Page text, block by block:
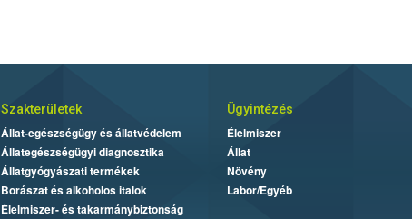
Szakterületek
Állat-egészségügy és állatvédelem
Állategészségügyi diagnosztika
Állatgyógyászati termékek
Borászat és alkoholos italok
Élelmiszer- és takarmánybiztonság
Ügyintézés
Élelmiszer
Állat
Növény
Labor/Egyéb